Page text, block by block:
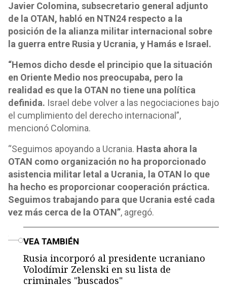
Javier Colomina, subsecretario general adjunto
de la OTAN, habló en NTN24 respecto a la
posición de la alianza militar internacional sobre
la guerra entre Rusia y Ucrania, y Hamás e Israel.
“Hemos dicho desde el principio que la situación
en Oriente Medio nos preocupaba, pero la
realidad es que la OTAN no tiene una política
definida. Israel debe volver a las negociaciones bajo
el cumplimiento del derecho internacional”,
mencionó Colomina.
“Seguimos apoyando a Ucrania. Hasta ahora la
OTAN como organización no ha proporcionado
asistencia militar letal a Ucrania, la OTAN lo que
ha hecho es proporcionar cooperación práctica.
Seguimos trabajando para que Ucrania esté cada
vez más cerca de la OTAN”, agregó.
VEA TAMBIÉN
Rusia incorporó al presidente ucraniano
Volodímir Zelenski en su lista de
criminales "buscados"